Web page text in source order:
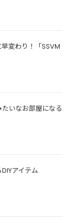
変わり！「SSVM
いなお部屋になる
アイテム